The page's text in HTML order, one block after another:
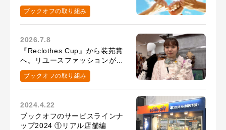
環境
ブックオフの取り組み
2026.7.8
『Reclothes Cup』から装苑賞
へ。リユースファッションがつ
ないだ、髙橋百花さんの挑戦
ブックオフの取り組み
2024.4.22
ブックオフのサービスラインナ
ップ2024 ①リアル店舗編